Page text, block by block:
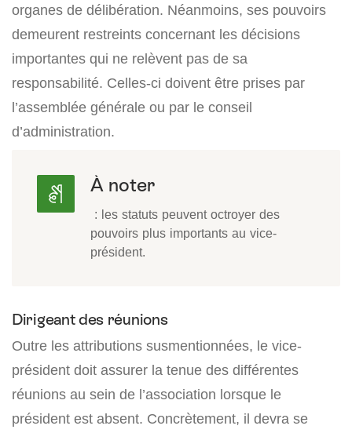
organes de délibération. Néanmoins, ses pouvoirs
demeurent restreints concernant les décisions
importantes qui ne relèvent pas de sa
responsabilité. Celles-ci doivent être prises par
l’assemblée générale ou par le conseil
d’administration.
À noter
: les statuts peuvent octroyer des
pouvoirs plus importants au vice-
président.
Dirigeant des réunions
Outre les attributions susmentionnées, le vice-
président doit assurer la tenue des différentes
réunions au sein de l’association lorsque le
président est absent. Concrètement, il devra se